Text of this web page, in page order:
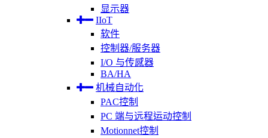
显示器
IIoT
软件
控制器/服务器
I/O 与传感器
BA/HA
机械自动化
PAC控制
PC 端与远程运动控制
Motionnet控制